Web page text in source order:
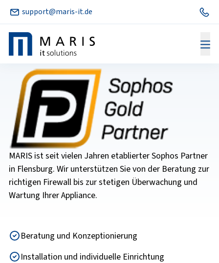
support@maris-it.de
IT Security
MARIS ist seit vielen Jahren etablierter Sophos Partner
in Flensburg. Wir unterstützen Sie von der Beratung zur
richtigen Firewall bis zur stetigen Überwachung und
Wartung Ihrer Appliance.
Beratung und Konzeptionierung
Installation und individuelle Einrichtung